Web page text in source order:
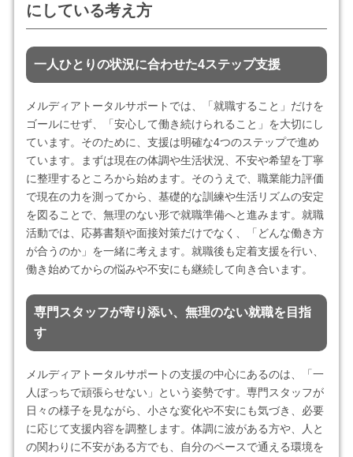
にしている考え方
一人ひとりの状況に合わせた4ステップ支援
メルディアトータルサポートでは、「就職すること」だけを
ゴールにせず、「安心して働き続けられること」を大切にし
ています。そのために、支援は明確な4つのステップで進め
ています。まずは現在の体調や生活状況、不安や希望を丁寧
に整理するところから始めます。そのうえで、職業能力評価
で現在の力を測ってから、基礎的な訓練や生活リズムの安定
を図ることで、無理のない形で就職準備へと進みます。就職
活動では、応募書類や面接対策だけでなく、「どんな働き方
が合うのか」を一緒に考えます。就職後も定着支援を行い、
働き始めてからの悩みや不安にも継続して向き合います。
専門スタッフが寄り添い、無理のない就職を目指
す
メルディアトータルサポートの支援の中心にあるのは、「一
人ぼっちで頑張らせない」という姿勢です。専門スタッフが
日々の様子を見ながら、小さな変化や不安にも気づき、必要
に応じて支援内容を調整します。体調に波がある方や、人と
の関わりに不安がある方でも、自分のペースで通える環境を